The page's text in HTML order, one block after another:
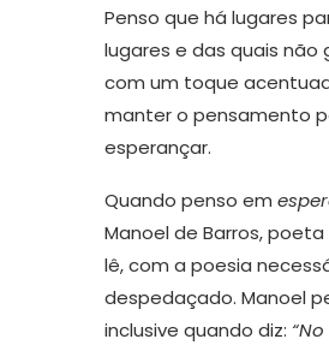
Penso que há lugares
lugares e das quais
com um toque
manter o pensamento
esperançar.
Quando penso em
Manoel de Barros,
lê, com a poesia
despedaçado. Manoel
inclusive quando diz: